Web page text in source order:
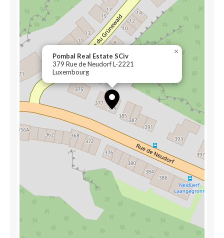
Pombal Real Estate SCiv
379 Rue de Neudorf L-2221
Luxembourg
×